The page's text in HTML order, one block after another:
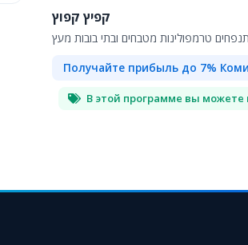
קפיץ קפוץ
טרמפולינות מטבחים ובתי בובות מעץ
Получайте прибыль до 7%
В этой программе вы можете